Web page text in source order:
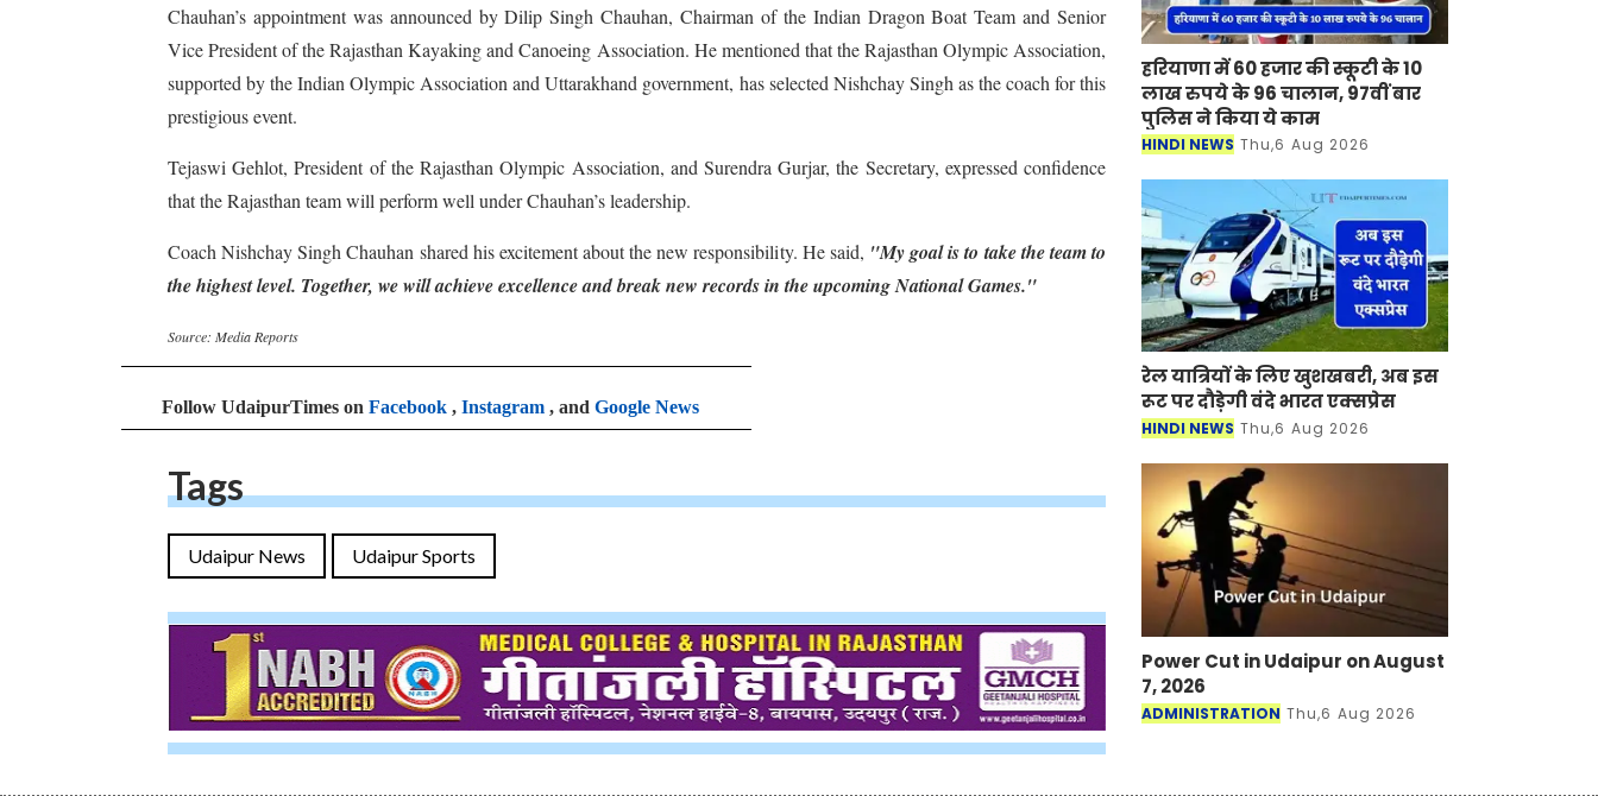
Chauhan’s appointment was announced by Dilip Singh Chauhan, Chairman of the Indian Dragon Boat Team and Senior
Vice President of the Rajasthan Kayaking and Canoeing Association. He mentioned that the Rajasthan Olympic Association,
supported by the Indian Olympic Association and Uttarakhand government, has selected Nishchay Singh as the coach for this
prestigious event.
Tejaswi Gehlot, President of the Rajasthan Olympic Association, and Surendra Gurjar, the Secretary, expressed confidence
that the Rajasthan team will perform well under Chauhan’s leadership.
Coach Nishchay Singh Chauhan shared his excitement about the new responsibility. He said, "My goal is to take the team to
the highest level. Together, we will achieve excellence and break new records in the upcoming National Games."
Source: Media Reports
Follow UdaipurTimes on Facebook , Instagram , and Google News
Tags
Udaipur News Udaipur Sports
हरियाणा में 60 हजार की स्कूटी के 10
लाख रुपये के 96 चालान, 97वीं बार
पुलिस ने किया ये काम
HINDI NEWS Thu,6 Aug 2026
रेल यात्रियों के लिए खुशखबरी, अब इस
रूट पर दौड़ेगी वंदे भारत एक्‍सप्रेस
HINDI NEWS Thu,6 Aug 2026
Power Cut in Udaipur on August
7, 2026
ADMINISTRATION Thu,6 Aug 2026